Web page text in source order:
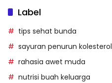
Label
tips sehat bunda
sayuran penurun kolesterol
rahasia awet muda
nutrisi buah keluarga